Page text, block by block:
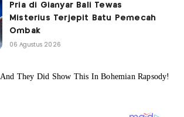
Pria di Gianyar Bali Tewas
Misterius Terjepit Batu Pemecah
Ombak
06 Agustus 2026